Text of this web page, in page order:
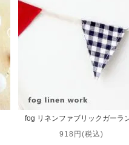
fog リネンファブリックガーラ
918円(税込)